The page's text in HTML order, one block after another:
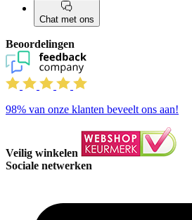
Chat met ons
Beoordelingen
98% van onze klanten beveelt ons aan!
Veilig winkelen
Sociale netwerken